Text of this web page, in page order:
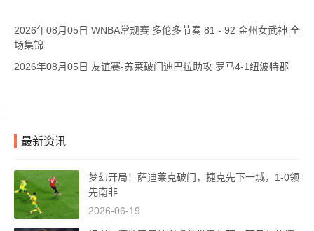
2026年08月05日 WNBA常规赛 多伦多节奏 81 - 92 金州女武神 全
场集锦
2026年08月05日 友谊赛-苏莱破门迪巴拉助攻 罗马4-1纽波特郡
最新资讯
梦幻开局！萨迪莱克破门，捷克先下一城，1-0领
先南非
2026-06-19